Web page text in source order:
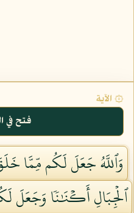
۞ الآية
فتح
وَٱللَّهُ جَعَلَ لَكُم مِّمَّا
ٱلۡجِبَالِ أَكۡنَٰنٗا وَجَعَلَ